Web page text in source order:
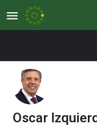
Oscar